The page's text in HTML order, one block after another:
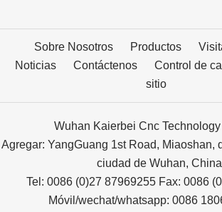
Sobre Nosotros Productos
Noticias
Contáctenos Control de
sitio
Wuhan Kaierbei Cnc Technology
Agregar: YangGuang 1st Road, Miaoshan,
ciudad de Wuhan, China
Tel: 0086 (0)27 87969255 Fax: 0086
Móvil/wechat/whatsapp: 0086